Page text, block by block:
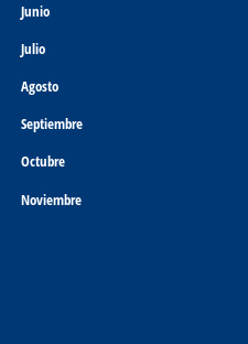
Junio
Julio
Agosto
Septiembre
Octubre
Noviembre